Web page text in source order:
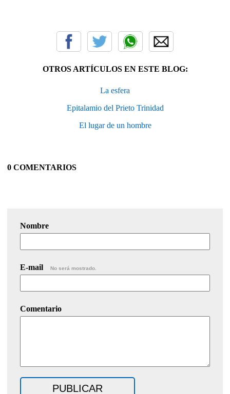
OTROS ARTÍCULOS EN ESTE BLOG:
La esfera
Epitalamio del Prieto Trinidad
El lugar de un hombre
0 COMENTARIOS
Nombre
E-mail No será mostrado.
Comentario